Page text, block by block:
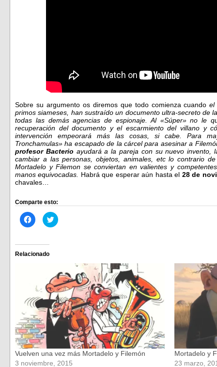
Sobre su argumento os diremos que todo comienza cuando el
primos siameses, han sustraído un documento ultra-secreto de
todas las demás agencias de espionaje. Al «Súper» no le
recuperación del documento y el escarmiento del villano y
intervención empeorará más las cosas, si cabe. Para
Tronchamulas» ha escapado de la cárcel para asesinar a
profesor Bacterio ayudará a la pareja con su nuevo invento,
cambiar a las personas, objetos, animales, etc lo contrario
Mortadelo y Filemon se conviertan en valientes y
manos equivocadas. Habrá que esperar aún hasta el 28 de
chavales…
Comparte esto:
Haz
clic
Facebook
(Se
abre
ventana
nueva)
Haz
clic
una
ventana
nueva)
Relacionado
Vuelven una vez más Mortadelo y Filemón
3 noviembre, 2015
Mortadelo y
23 marzo,